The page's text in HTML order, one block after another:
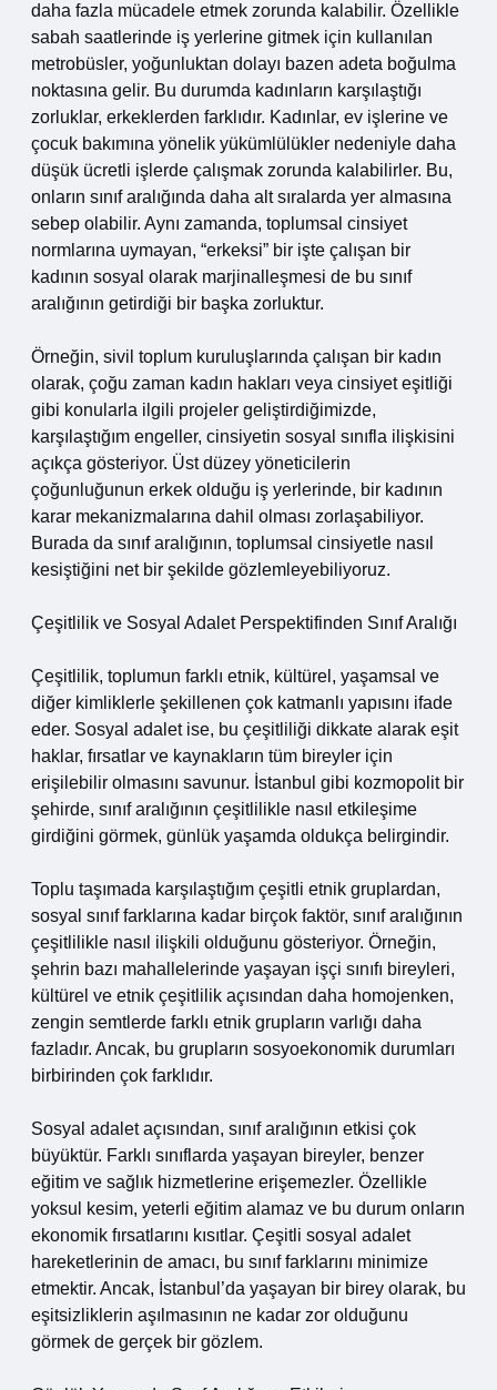
daha fazla mücadele etmek zorunda kalabilir. Özellikle
sabah saatlerinde iş yerlerine gitmek için kullanılan
metrobüsler, yoğunluktan dolayı bazen adeta boğulma
noktasına gelir. Bu durumda kadınların karşılaştığı
zorluklar, erkeklerden farklıdır. Kadınlar, ev işlerine ve
çocuk bakımına yönelik yükümlülükler nedeniyle daha
düşük ücretli işlerde çalışmak zorunda kalabilirler. Bu,
onların sınıf aralığında daha alt sıralarda yer almasına
sebep olabilir. Aynı zamanda, toplumsal cinsiyet
normlarına uymayan, “erkeksi” bir işte çalışan bir
kadının sosyal olarak marjinalleşmesi de bu sınıf
aralığının getirdiği bir başka zorluktur.
Örneğin, sivil toplum kuruluşlarında çalışan bir kadın
olarak, çoğu zaman kadın hakları veya cinsiyet eşitliği
gibi konularla ilgili projeler geliştirdiğimizde,
karşılaştığım engeller, cinsiyetin sosyal sınıfla ilişkisini
açıkça gösteriyor. Üst düzey yöneticilerin
çoğunluğunun erkek olduğu iş yerlerinde, bir kadının
karar mekanizmalarına dahil olması zorlaşabiliyor.
Burada da sınıf aralığının, toplumsal cinsiyetle nasıl
kesiştiğini net bir şekilde gözlemleyebiliyoruz.
Çeşitlilik ve Sosyal Adalet Perspektifinden Sınıf Aralığı
Çeşitlilik, toplumun farklı etnik, kültürel, yaşamsal ve
diğer kimliklerle şekillenen çok katmanlı yapısını ifade
eder. Sosyal adalet ise, bu çeşitliliği dikkate alarak eşit
haklar, fırsatlar ve kaynakların tüm bireyler için
erişilebilir olmasını savunur. İstanbul gibi kozmopolit bir
şehirde, sınıf aralığının çeşitlilikle nasıl etkileşime
girdiğini görmek, günlük yaşamda oldukça belirgindir.
Toplu taşımada karşılaştığım çeşitli etnik gruplardan,
sosyal sınıf farklarına kadar birçok faktör, sınıf aralığının
çeşitlilikle nasıl ilişkili olduğunu gösteriyor. Örneğin,
şehrin bazı mahallelerinde yaşayan işçi sınıfı bireyleri,
kültürel ve etnik çeşitlilik açısından daha homojenken,
zengin semtlerde farklı etnik grupların varlığı daha
fazladır. Ancak, bu grupların sosyoekonomik durumları
birbirinden çok farklıdır.
Sosyal adalet açısından, sınıf aralığının etkisi çok
büyüktür. Farklı sınıflarda yaşayan bireyler, benzer
eğitim ve sağlık hizmetlerine erişemezler. Özellikle
yoksul kesim, yeterli eğitim alamaz ve bu durum onların
ekonomik fırsatlarını kısıtlar. Çeşitli sosyal adalet
hareketlerinin de amacı, bu sınıf farklarını minimize
etmektir. Ancak, İstanbul’da yaşayan bir birey olarak, bu
eşitsizliklerin aşılmasının ne kadar zor olduğunu
görmek de gerçek bir gözlem.